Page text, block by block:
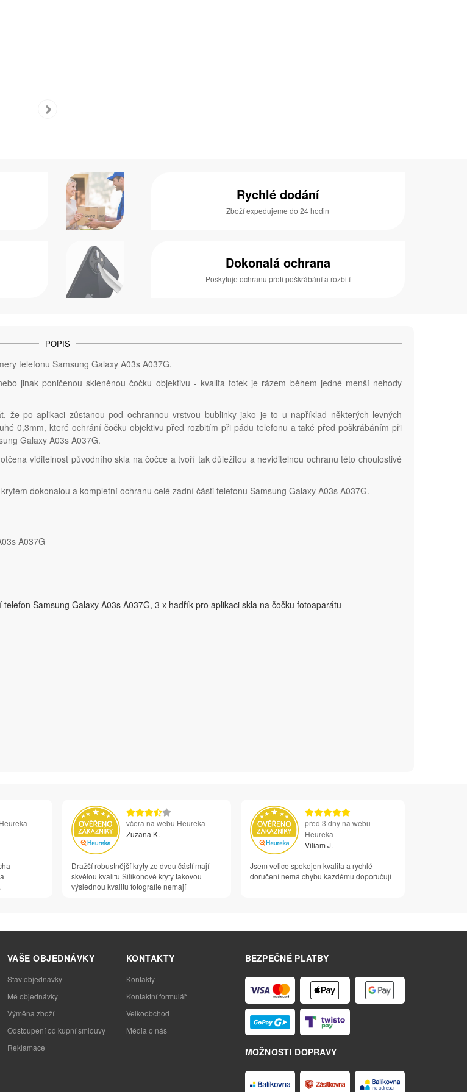
Rychlé dodání
Zboží expedujeme do 24 hodin
Dokonalá ochrana
Poskytuje ochranu proti poškrábání a rozbití
POPIS
telefonu Samsung Galaxy A03s A037G.
jinak poničenou skleněnou čočku objektivu - kvalita fotek je rázem během jedné menší nehody
po aplikaci zůstanou pod ochrannou vrstvou bublinky jako je to u například některých levných
0,3mm, které ochrání čočku objektivu před rozbitím při pádu telefonu a také před poškrábáním při
Galaxy A03s A037G.
viditelnost původního skla na čočce a tvoří tak důležitou a neviditelnou ochranu této choulostivé
dokonalou a kompletní ochranu celé zadní části telefonu Samsung Galaxy A03s A037G.
A037G
Samsung Galaxy A03s A037G, 3 x hadřík pro aplikaci skla na čočku fotoaparátu
včera na webu Heureka
Zuzana K.
Dražší robustnější kryty ze dvou částí mají
skvělou kvalitu Silikonové kryty takovou
výslednou kvalitu fotografie nemají
před 3 dny na webu
Heureka
Viliam J.
Jsem velice spokojen kvalita a rychlé
doručení nemá chybu každému doporučuji
BEZPEČNÉ PLATBY
MOŽNOSTI DOPRAVY
VAŠE OBJEDNÁVKY
Stav objednávky
Mé objednávky
Výměna zboží
Odstoupení od kupní smlouvy
Reklamace
KONTAKTY
Kontakty
Kontaktní formulář
Velkoobchod
Média o nás